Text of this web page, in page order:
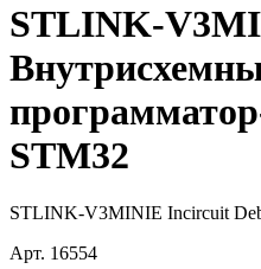
STLINK-
STM32
STLINK-V3MINIE Incircuit
Арт. 16554